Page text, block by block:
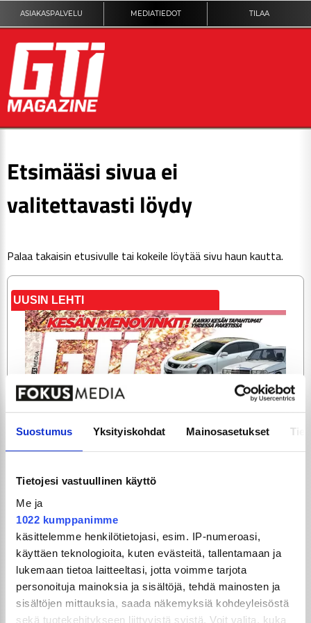
Suostumus Yksityiskohdat Mainosasetukset
Tietojesi vastuullinen käyttö
Me ja
1022 kumppanimme
käsittelemme henkilötietojasi, esim. IP-numeroasi,
käyttäen teknologioita, kuten evästeitä, tallentamaan ja
lukemaan tietoa laitteeltasi, jotta voimme tarjota
personoituja mainoksia ja sisältöjä, tehdä mainosten ja
sisältöjen mittauksia, saada näkemyksiä kohdeyleisöstä
sekä tuotekehitykseen liittyvistä syistä. Voit valita, kuka
ASIAKASPALVELU MEDIATIEDOT TILAA
KILPAILUT
TEKNIIKKA
ARTIKKELIT
TILAA
Etsimääsi sivua ei
valitettavasti löydy
Palaa takaisin etusivulle tai kokeile löytää sivu haun kautta.
UUSIN LEHTI
GTi-Magazinen numero 5 / 2026 julkaistaan
3.6.2026!
UUSIMMAT